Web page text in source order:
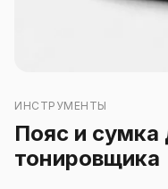
ИНСТРУМЕНТЫ
Пояс и сумка
тонировщика